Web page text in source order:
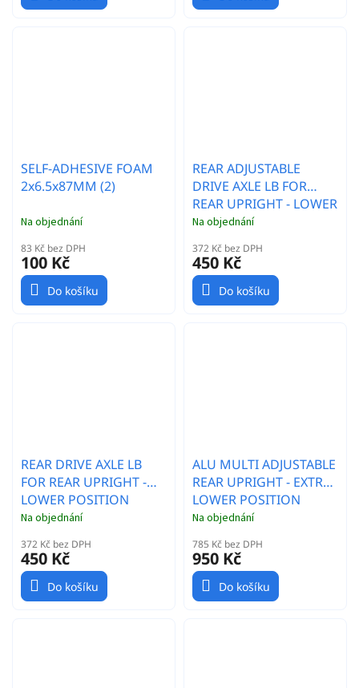
SELF-ADHESIVE FOAM
2x6.5x87MM (2)
Na objednání
83 Kč bez DPH
100 Kč
Do košíku
REAR ADJUSTABLE
DRIVE AXLE LB FOR
REAR UPRIGHT - LOWER
POSITION
Na objednání
372 Kč bez DPH
450 Kč
Do košíku
REAR DRIVE AXLE LB
FOR REAR UPRIGHT -
LOWER POSITION
Na objednání
372 Kč bez DPH
450 Kč
Do košíku
ALU MULTI ADJUSTABLE
REAR UPRIGHT - EXTRA
LOWER POSITION
Na objednání
785 Kč bez DPH
950 Kč
Do košíku